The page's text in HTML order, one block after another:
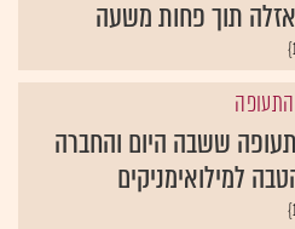
תוך פחות משעה
ששבה היום והחברה
למילואימניקים